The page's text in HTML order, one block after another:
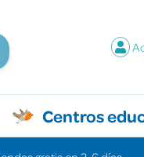
Centros